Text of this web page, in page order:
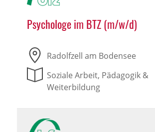
Psychologe im BTZ (m/w/d)
Radolfzell am Bodensee
Soziale Arbeit, Pädagogik &
Weiterbildung